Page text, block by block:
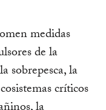
medidas
de la
sobrepesca, la
críticos